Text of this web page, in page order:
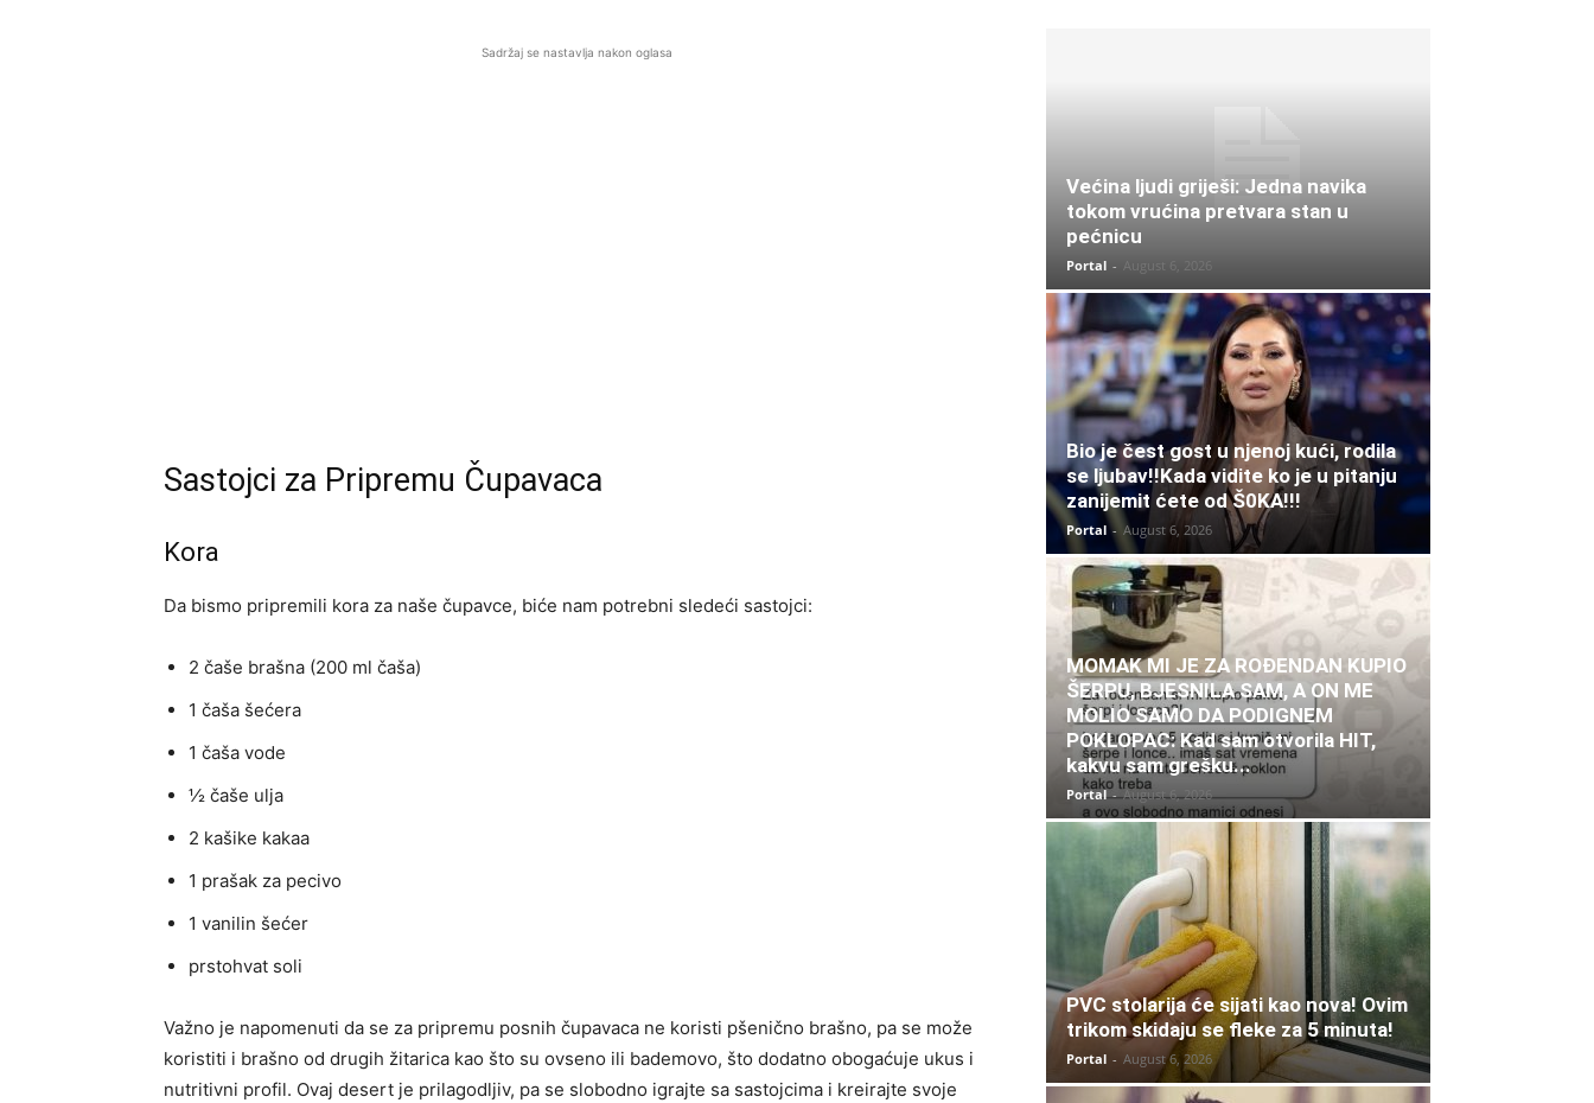
Sadržaj se nastavlja nakon oglasa
Sastojci za Pripremu Čupavaca
Kora
Da bismo pripremili kora za naše čupavce, biće nam potrebni sledeći sastojci:
2 čaše brašna (200 ml čaša)
1 čaša šećera
1 čaša vode
½ čaše ulja
2 kašike kakaa
1 prašak za pecivo
1 vanilin šećer
prstohvat soli
Važno je napomenuti da se za pripremu posnih čupavaca ne koristi pšenično brašno, pa se može
koristiti i brašno od drugih žitarica kao što su ovseno ili bademovo, što dodatno obogaćuje ukus i
nutritivni profil. Ovaj desert je prilagodljiv, pa se slobodno igrajte sa sastojcima i kreirajte svoje
Većina ljudi griješi: Jedna navika
tokom vrućina pretvara stan u
pećnicu
Portal - August 6, 2026
Bio je čest gost u njenoj kući, rodila
se ljubav!!Kada vidite ko je u pitanju
zanijemit ćete od Š0KA!!!
Portal - August 6, 2026
MOMAK MI JE ZA ROĐENDAN KUPIO
ŠERPU, BJESNILA SAM, A ON ME
MOLIO SAMO DA PODIGNEM
POKLOPAC: Kad sam otvorila HIT,
kakvu sam grešku...
Portal - August 6, 2026
PVC stolarija će sijati kao nova! Ovim
trikom skidaju se fleke za 5 minuta!
Portal - August 6, 2026